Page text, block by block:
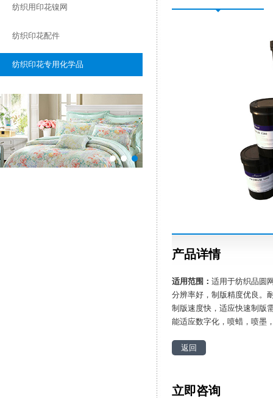
纺织用印花镍网
纺织印花配件
纺织印花专用化学品
产品详情
适用范围： 适用于纺织品圆
分辨率好，制版精度优良。
制版速度快，适应快速制版
能适应数字化，喷蜡，喷墨
返回
立即咨询